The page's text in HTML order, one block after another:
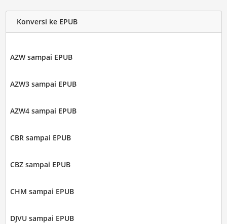
Konversi ke EPUB
AZW sampai EPUB
AZW3 sampai EPUB
AZW4 sampai EPUB
CBR sampai EPUB
CBZ sampai EPUB
CHM sampai EPUB
DJVU sampai EPUB